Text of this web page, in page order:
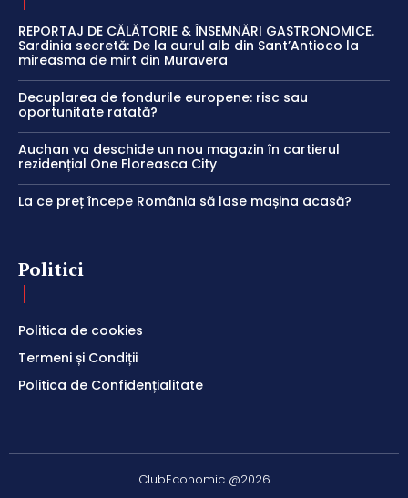
REPORTAJ DE CĂLĂTORIE & ÎNSEMNĂRI GASTRONOMICE.
Sardinia secretă: De la aurul alb din Sant’Antioco la
mireasma de mirt din Muravera
Decuplarea de fondurile europene: risc sau
oportunitate ratată?
Auchan va deschide un nou magazin în cartierul
rezidențial One Floreasca City
La ce preț începe România să lase mașina acasă?
Politici
Politica de cookies
Termeni și Condiții
Politica de Confidențialitate
ClubEconomic @2026